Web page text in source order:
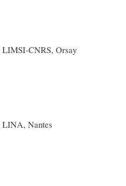
LIMSI-CNRS, Orsay
LINA, Nantes